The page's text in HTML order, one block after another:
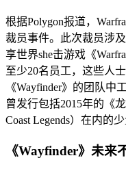
根据Polygon报道，
裁员事件。此次裁员涉
享世界she击游戏《
至少20名员工，这些人
《Wayfinder》的团队中
曾发行包括2015年的《
Coast Legends）在内的少
《Wayfinder》未来